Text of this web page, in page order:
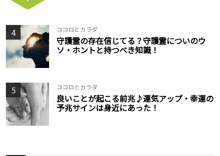
4 ココロとカラダ
守護霊の存在信じてる？守護霊についのウ
ソ・ホントと持つべき知識！
5 ココロとカラダ
良いことが起こる前兆♪運気アップ・幸運の
予兆サインは身近にあった！